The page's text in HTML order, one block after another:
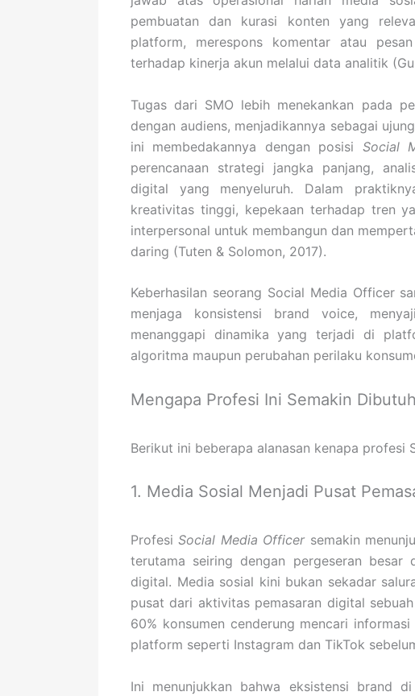
pembuatan dan kurasi konten yang
platform, merespons komentar atau
terhadap kinerja akun melalui data analitik
Tugas dari SMO lebih menekankan pada
dengan audiens, menjadikannya sebagai
ini membedakannya dengan posisi Social
perencanaan strategi jangka panjang,
digital yang menyeluruh. Dalam
kreativitas tinggi, kepekaan terhadap tren
interpersonal untuk membangun dan
daring (Tuten & Solomon, 2017).
Keberhasilan seorang Social Media Officer
menjaga konsistensi brand voice,
menanggapi dinamika yang terjadi di
algoritma maupun perubahan perilaku
Mengapa Profesi Ini Semakin
Berikut ini beberapa alanasan kenapa profesi
1. Media Sosial Menjadi Pusat
ProfesiSocial Media Officersemakin
terutama seiring dengan pergeseran besar
digital. Media sosial kini bukan sekadar
pusat dari aktivitas pemasaran digital
60% konsumen cenderung mencari
platform seperti Instagram dan TikTok
Ini menunjukkan bahwa eksistensi brand